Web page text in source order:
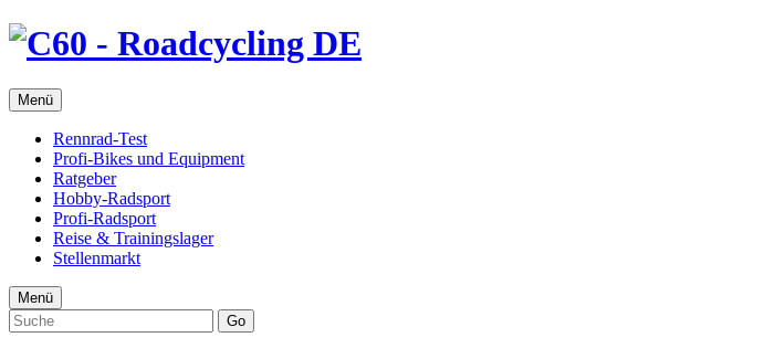
Menü
Rennrad-Test
Profi-Bikes und Equipment
Ratgeber
Hobby-Radsport
Profi-Radsport
Reise & Trainingslager
Stellenmarkt
Menü
Go